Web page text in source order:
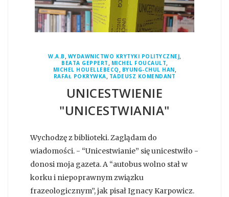
W.A.B, WYDAWNICTWO KRYTYKI POLITYCZNEJ,
BEATA GEPPERT, MICHEL FOUCAULT,
MICHEL HOUELLEBECQ, BYUNG-CHUL HAN,
RAFAŁ POKRYWKA, TADEUSZ KOMENDANT
UNICESTWIENIE
"UNICESTWIANIA"
Wychodzę z biblioteki. Zaglądam do
wiadomości. - “Unicestwianie” się unicestwiło -
donosi moja gazeta. A “autobus wolno stał w
korku i niepoprawnym związku
frazeologicznym”, jak pisał Ignacy Karpowicz.